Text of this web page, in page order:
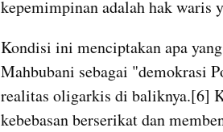
kepemimpinan adalah hak waris
Kondisi ini menciptakan apa
Mahbubani sebagai "demokrasi
realitas oligarkis di baliknya.[6]
kebebasan berserikat dan